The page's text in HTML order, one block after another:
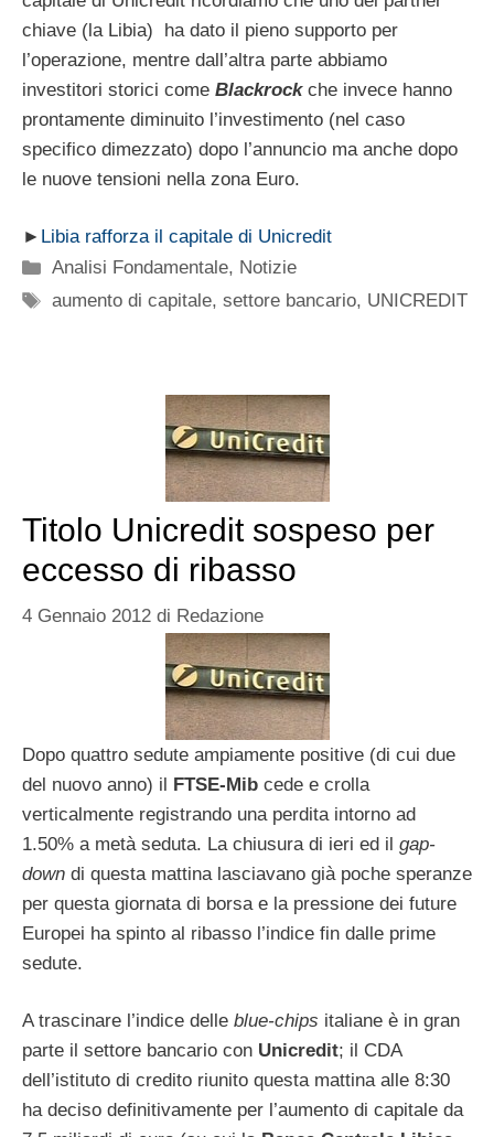
chiave (la Libia) ha dato il pieno supporto per
l’operazione, mentre dall’altra parte abbiamo
investitori storici come Blackrockche invece hanno
prontamente diminuito l’investimento (nel caso
specifico dimezzato) dopo l’annuncio ma anche dopo
le nuove tensioni nella zona Euro.
► Libia rafforza il capitale di Unicredit
Categorie
Analisi Fondamentale, Notizie
Tag
aumento di capitale,settore bancario, UNICREDIT
Titolo Unicredit sospeso per
eccesso di ribasso
4 Gennaio 2012 di Redazione
Dopo quattro sedute ampiamente positive (di cui due
del nuovo anno) il FTSE-Mib cede e crolla
verticalmente registrando una perdita intorno ad
1.50% a metà seduta. La chiusura di ieri ed il gap-
down di questa mattina lasciavano già poche speranze
per questa giornata di borsa e la pressione dei future
Europei ha spinto al ribasso l’indice fin dalle prime
sedute.
A trascinare l’indice delle blue-chips italiane è in gran
parte il settore bancario con Unicredit; il CDA
dell’istituto di credito riunito questa mattina alle 8:30
ha deciso definitivamente per l’aumento di capitale da